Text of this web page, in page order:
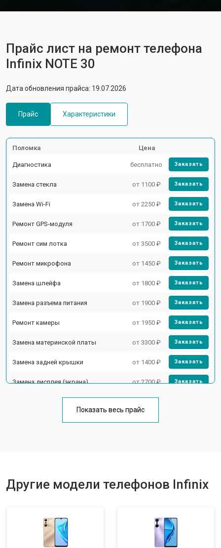
Прайс лист на ремонт телефона
Infinix NOTE 30
Дата обновления прайса: 19.07.2026
Прайс Характеристики
Поломка Цена
Диагностика бесплатно Заказать
Замена стекла от 1100 ₽ Заказать
Замена Wi-Fi от 2250 ₽ Заказать
Ремонт GPS-модуля от 1700 ₽ Заказать
Ремонт сим лотка от 3500 ₽ Заказать
Ремонт микрофона от 1450 ₽ Заказать
Замена шлейфа от 1800 ₽ Заказать
Замена разъема питания от 1900 ₽ Заказать
Ремонт камеры от 1950 ₽ Заказать
Замена материнской платы от 3300 ₽ Заказать
Замена задней крышки от 1400 ₽ Заказать
Замена дисплея (экрана) от 2700 ₽ Заказать
Замена кнопки включения от 1750 ₽
Показать весь прайс
Другие модели телефонов Infinix